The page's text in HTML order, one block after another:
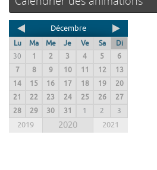
Décembre
Lu Ma Me Je Ve Sa
Di
30
1 2 3 4 5
6
7
8 9 10 11 12
13
14
15 16 17 18 19
20
21
22 23 24 25 26
27
28
29 30 31 1 2 3
2019 2020 2021